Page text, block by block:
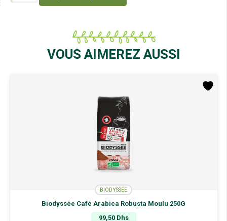
Biodyssée
VOUS AIMEREZ AUSSI
Biodyssée Café Brésil Pur Arabica Moulu